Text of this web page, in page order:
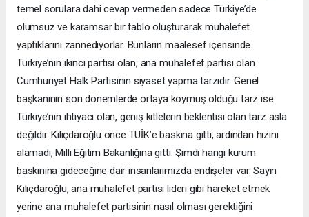
temel sorulara dahi cevap vermeden sadece Türkiye’de
olumsuz ve karamsar bir tablo oluşturarak muhalefet
yaptıklarını zannediyorlar. Bunların maalesef içerisinde
Türkiye’nin ikinci partisi olan, ana muhalefet partisi olan
Cumhuriyet Halk Partisinin siyaset yapma tarzıdır. Genel
başkanının son dönemlerde ortaya koymuş olduğu tarz ise
Türkiye’nin ihtiyacı olan, geniş kitlelerin beklentisi olan tarz asla
değildir. Kılıçdaroğlu önce TUİK’e baskına gitti, ardından hızını
alamadı, Milli Eğitim Bakanlığına gitti. Şimdi hangi kurum
baskınına gideceğine dair insanlarımızda endişeler var. Sayın
Kılıçdaroğlu, ana muhalefet partisi lideri gibi hareket etmek
yerine ana muhalefet partisinin nasıl olması gerektiğini